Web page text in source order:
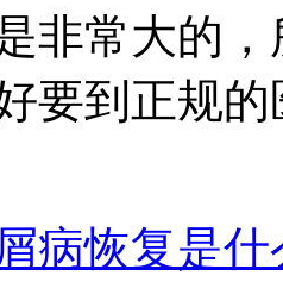
非常大的
要到正规
病恢复是什